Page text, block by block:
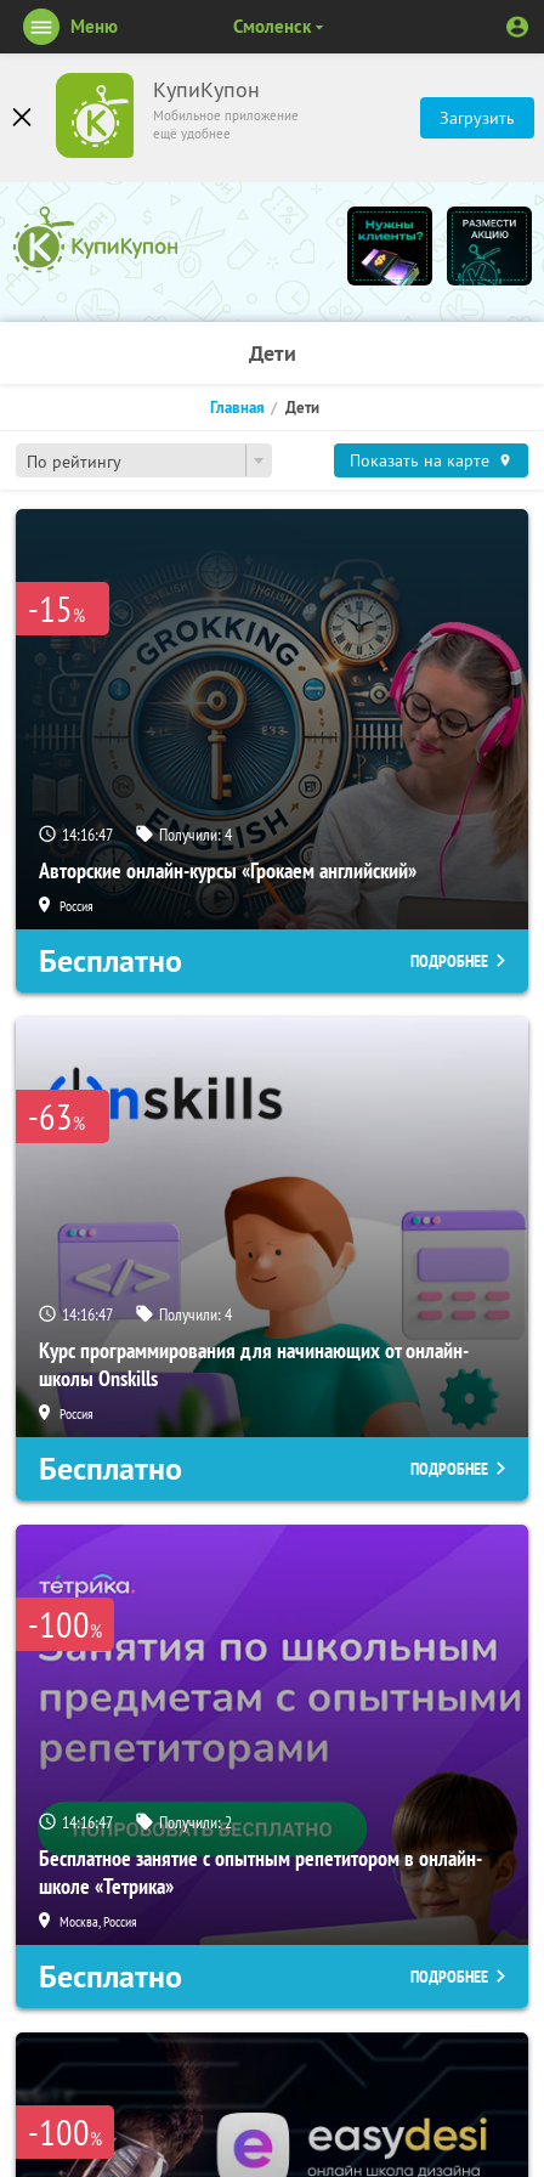
КупиКупон
Мобильное приложение
ещё удобнее
Загрузить
Меню Смоленск
Дети
По рейтингу
Главная Дети
Показать на карте
-15%
14:16:46 Получили:4
Авторские онлайн-курсы «Грокаем английский»
Россия
Бесплатно ПОДРОБНЕЕ
-63%
14:16:46 Получили:4
Курс программирования для начинающих от онлайн-
школы Onskills
Россия
Бесплатно ПОДРОБНЕЕ
-100%
14:16:46 Получили:2
Бесплатное занятие с опытным репетитором в онлайн-
школе «Тетрика»
Москва, Россия
Бесплатно ПОДРОБНЕЕ
-100%